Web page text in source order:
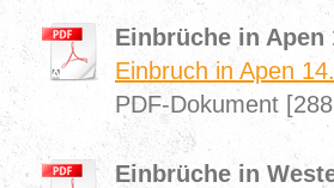
Einbrüche in Apen
Einbruch in Apen
PDF-Dokument
Einbrüche in